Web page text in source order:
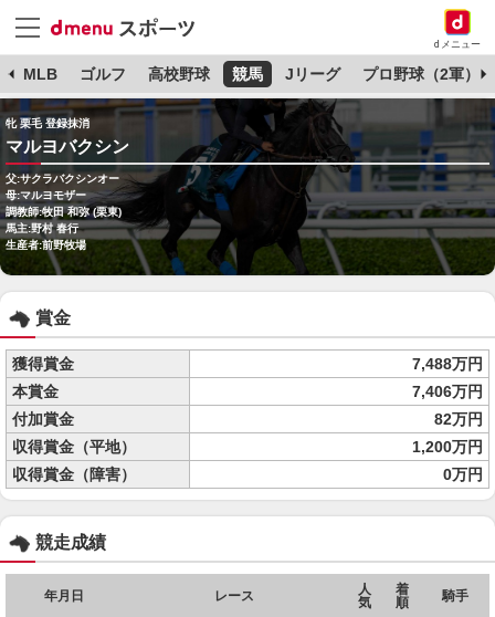
dメニュー
MLB ゴルフ 高校野球 競馬 Jリーグ プロ野球（2軍）
牝 栗毛 登録抹消
マルヨバクシン
父:サクラバクシンオー
母:マルヨモザー
調教師:牧田 和弥 (栗東)
馬主:野村 春行
生産者:前野牧場
賞金
獲得賞金
7,488万円
本賞金
7,406万円
付加賞金
82万円
収得賞金（平地）
1,200万円
収得賞金（障害）
0万円
競走成績
年月日 レース
人
気
着
順
騎手